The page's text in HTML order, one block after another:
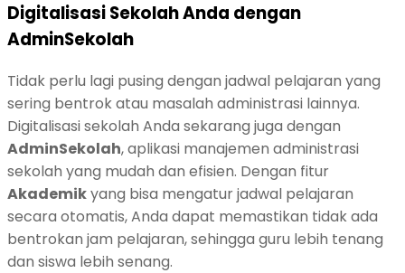
Digitalisasi Sekolah Anda dengan
AdminSekolah
Tidak perlu lagi pusing dengan jadwal pelajaran yang
sering bentrok atau masalah administrasi lainnya.
Digitalisasi sekolah Anda sekarang juga dengan
AdminSekolah, aplikasi manajemen administrasi
sekolah yang mudah dan efisien. Dengan fitur
Akademikyang bisa mengatur jadwal pelajaran
secara otomatis, Anda dapat memastikan tidak ada
bentrokan jam pelajaran, sehingga guru lebih tenang
dan siswa lebih senang.